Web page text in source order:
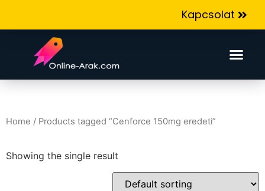
Kapcsolat
Home / Products tagged “Cenforce 150mg eredeti”
Showing the single result